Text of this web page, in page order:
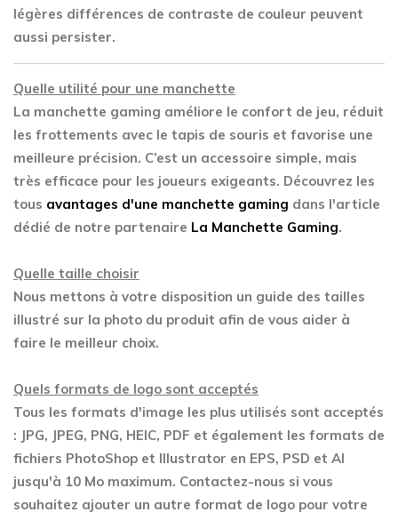
légères différences de contraste de couleur peuvent
aussi persister.
Quelle utilité pour une manchette
La manchette gaming améliore le confort de jeu, réduit
les frottements avec le tapis de souris et favorise une
meilleure précision. C’est un accessoire simple, mais
très efficace pour les joueurs exigeants. Découvrez les
tous avantages d'une manchette gaming dans l'article
dédié de notre partenaire La Manchette Gaming.
Quelle taille choisir
Nous mettons à votre disposition un guide des tailles
illustré sur la photo du produit afin de vous aider à
faire le meilleur choix.
Quels formats de logo sont acceptés
Tous les formats d'image les plus utilisés sont acceptés
: JPG, JPEG, PNG, HEIC, PDF et également les formats de
fichiers PhotoShop et Illustrator en EPS, PSD et AI
jusqu'à 10 Mo maximum. Contactez-nous si vous
souhaitez ajouter un autre format de logo pour votre